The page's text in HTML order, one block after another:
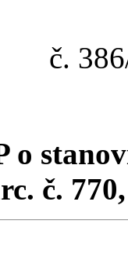
č.
o
č.